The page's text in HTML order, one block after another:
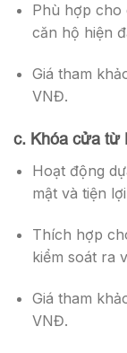
Phù hợp cho
căn hộ hiện
Giá tham
VNĐ.
c. Khóa cửa từ
Hoạt động
mật và tiện
Thích hợp
kiểm soát ra
Giá tham
VNĐ.